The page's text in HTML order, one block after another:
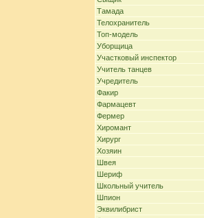
Тамада
Телохранитель
Топ-модель
Уборщица
Участковый инспектор
Учитель танцев
Учредитель
Факир
Фармацевт
Фермер
Хиромант
Хирург
Хозяин
Швея
Шериф
Школьный учитель
Шпион
Эквилибрист